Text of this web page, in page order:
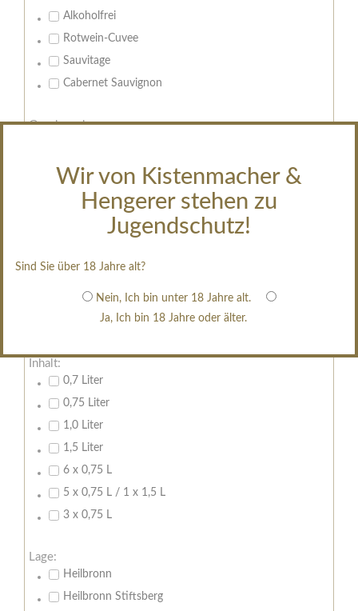
Wir von Kistenmacher &
Hengerer stehen zu
Jugendschutz!
Sind Sie über 18 Jahre alt?
Nein, Ich bin unter 18 Jahre alt.
Ja, Ich bin 18 Jahre oder älter.
Alkoholfrei
Rotwein-Cuvee
Sauvitage
Cabernet Sauvignon
Geschmack:
feinherb
halbtrocken
restsüß
im Holzfass gereift
erfrischend, nicht zu süß
Inhalt:
0,7 Liter
0,75 Liter
1,0 Liter
1,5 Liter
6 x 0,75 L
5 x 0,75 L / 1 x 1,5 L
3 x 0,75 L
Lage:
Heilbronn
Heilbronn Stiftsberg